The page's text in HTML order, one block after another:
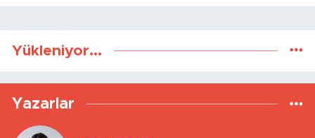
Yükleniyor...
Yazarlar